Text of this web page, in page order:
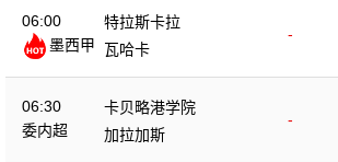
06:00
墨西甲
特拉斯卡拉
-
瓦哈卡
06:30
委内超
卡贝略港学院
-
加拉加斯